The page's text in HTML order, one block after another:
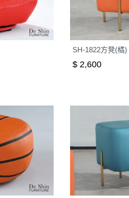
SH-1822方凳(橘)
$ 2,600